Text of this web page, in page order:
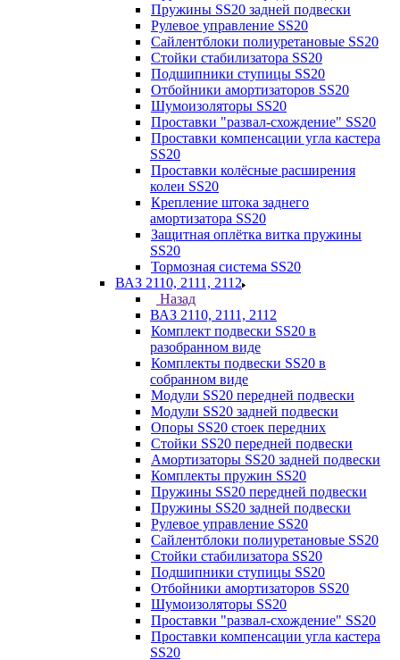
Пружины SS20 задней подвески
Рулевое управление SS20
Сайлентблоки полиуретановые SS20
Стойки стабилизатора SS20
Подшипники ступицы SS20
Отбойники амортизаторов SS20
Шумоизоляторы SS20
Проставки "развал-схождение" SS20
Проставки компенсации угла кастера
SS20
Проставки колёсные расширения
колеи SS20
Крепление штока заднего
амортизатора SS20
Защитная оплётка витка пружины
SS20
Тормозная система SS20
ВАЗ 2110, 2111, 2112
Назад
ВАЗ 2110, 2111, 2112
Комплект подвески SS20 в
разобранном виде
Комплекты подвески SS20 в
собранном виде
Модули SS20 передней подвески
Модули SS20 задней подвески
Опоры SS20 стоек передних
Стойки SS20 передней подвески
Амортизаторы SS20 задней подвески
Комплекты пружин SS20
Пружины SS20 передней подвески
Пружины SS20 задней подвески
Рулевое управление SS20
Сайлентблоки полиуретановые SS20
Стойки стабилизатора SS20
Подшипники ступицы SS20
Отбойники амортизаторов SS20
Шумоизоляторы SS20
Проставки "развал-схождение" SS20
Проставки компенсации угла кастера
SS20